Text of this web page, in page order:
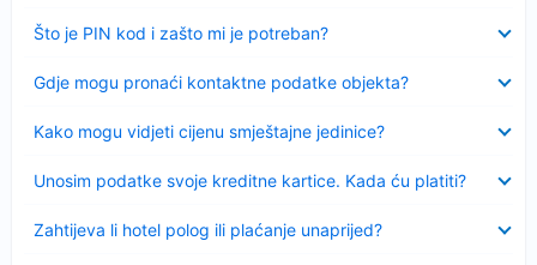
Što je PIN kod i zašto mi je potreban?
Sažeto
Gdje mogu pronaći kontaktne podatke objekta?
Kako mogu vidjeti cijenu smještajne jedinice?
Unosim podatke svoje kreditne kartice. Kada ću platiti?
Zahtijeva li hotel polog ili plaćanje unaprijed?